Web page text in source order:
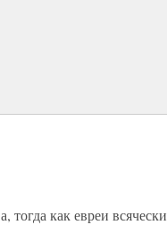
как евреи всячески